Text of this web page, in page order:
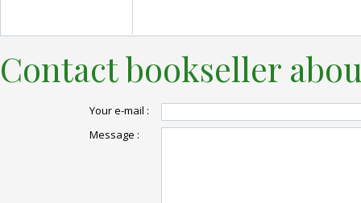
Contact bookseller
Your e-mail :
Message :